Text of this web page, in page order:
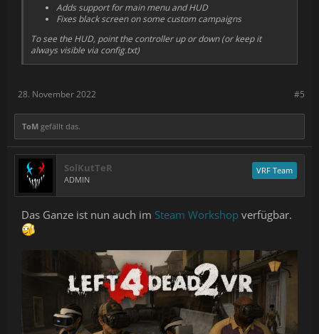
Adds support for main menu and HUD
Fixes black screen on some custom campaigns
To see the HUD, point the controller up or down (or keep it
always visible via config.txt)
#5
28. November 2022
ToM gefällt das.
SolKutTeR
ADMIN
VRF Team
Das Ganze ist nun auch im Steam Workshop verfügbar.